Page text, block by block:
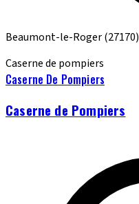
Beaumont-le-Roger(27170)
Caserne de pompiers
Caserne De Pompiers
Caserne de Pompiers